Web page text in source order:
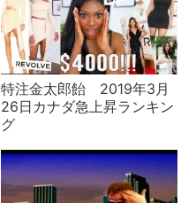
特注金太郎飴 2019年3月
26日カナダ急上昇ランキン
グ